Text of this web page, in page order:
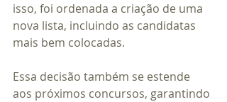
isso, foi ordenada a criação de uma
nova lista, incluindo as candidatas
mais bem colocadas.
Essa decisão também se estende
aos próximos concursos, garantindo